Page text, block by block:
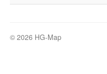
© 2026 HG-Map